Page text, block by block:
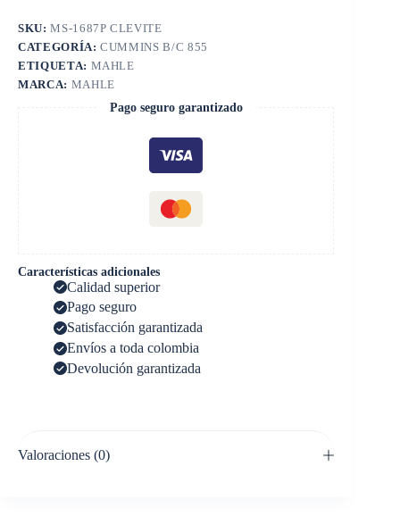
SKU:MS-1687P CLEVITE
CATEGORÍA:CUMMINS B/C 855
ETIQUETA: MAHLE
MARCA: MAHLE
Pago seguro garantizado
Características adicionales
Calidad superior
Pago seguro
Satisfacción garantizada
Envíos a toda colombia
Devolución garantizada
Valoraciones (0)